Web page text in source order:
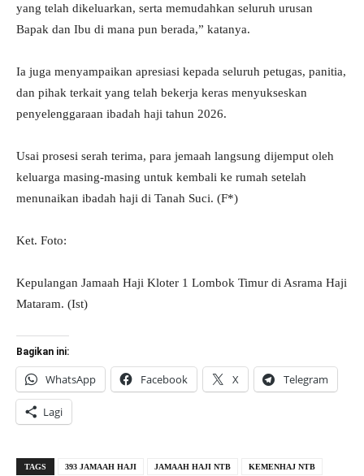
yang telah dikeluarkan, serta memudahkan seluruh urusan
Bapak dan Ibu di mana pun berada,” katanya.
Ia juga menyampaikan apresiasi kepada seluruh petugas, panitia,
dan pihak terkait yang telah bekerja keras menyukseskan
penyelenggaraan ibadah haji tahun 2026.
Usai prosesi serah terima, para jemaah langsung dijemput oleh
keluarga masing-masing untuk kembali ke rumah setelah
menunaikan ibadah haji di Tanah Suci. (F*)
Ket. Foto:
Kepulangan Jamaah Haji Kloter 1 Lombok Timur di Asrama Haji
Mataram. (Ist)
Bagikan ini:
WhatsApp Facebook X Telegram
Lagi
TAGS 393 JAMAAH HAJI JAMAAH HAJI NTB KEMENHAJ NTB